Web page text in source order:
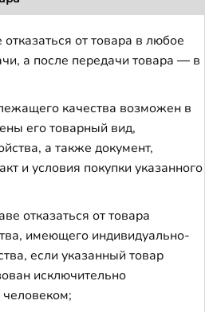
от товара в любое
а после передачи товара — в
качества возможен в
его товарный вид,
а также документ,
и условия покупки указанного
отказаться от товара
имеющего индивидуально-
если указанный товар
исключительно